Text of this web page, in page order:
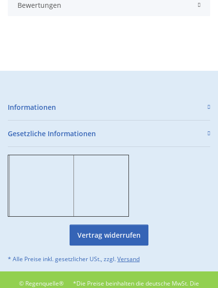
Bewertungen
Informationen
Gesetzliche Informationen
Vertrag widerrufen
* Alle Preise inkl. gesetzlicher USt., zzgl.Versand
© Regenquelle® *Die Preise beinhalten die deutsche MwSt. Die